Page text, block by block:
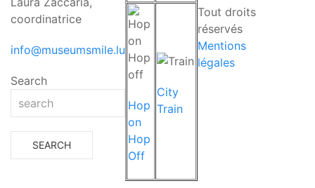
coordinatrice
info@museumsmile.lu
Search
Hop
on
Hop
Off
City
Train
Tout droits
réservés
Mentions
légales